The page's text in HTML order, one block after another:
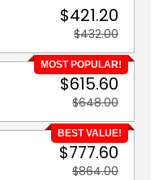
$421.20
$432.00
MOST POPULAR!
$615.60
$648.00
BEST VALUE!
$777.60
$864.00